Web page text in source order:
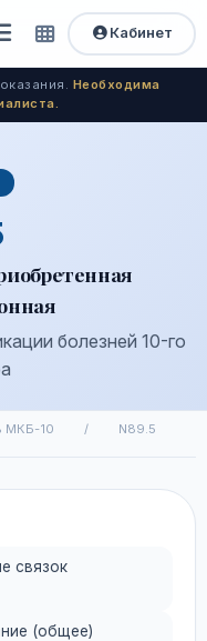
Открыть
меню
Быстрый
доступ
Кабинет
Необходима
болезней 10-го
МКБ-10 / N89.5
связок
(общее)